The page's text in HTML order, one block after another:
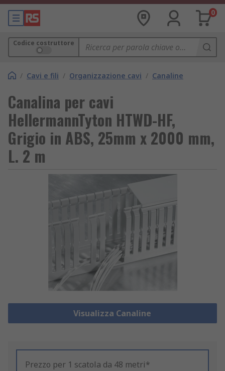
0
Codice costruttore
/ Cavi e fili / Organizzazione cavi / Canaline
Canalina per cavi
HellermannTyton HTWD-HF,
Grigio in ABS, 25mm x 2000 mm,
L. 2 m
Visualizza Canaline
Prezzo per 1 scatola da 48 metri*